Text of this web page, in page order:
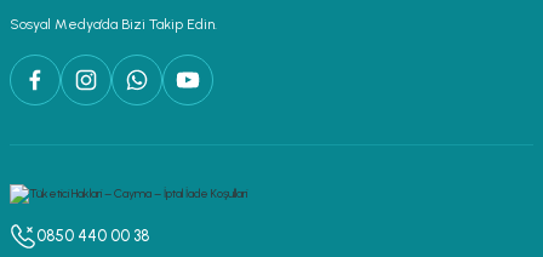
Sosyal Medya’da Bizi Takip Edin.
0850 440 00 38